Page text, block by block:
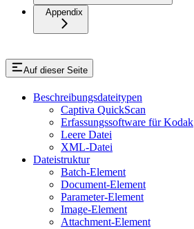
Appendix
Auf dieser Seite
Beschreibungsdateitypen
Captiva QuickScan
Erfassungssoftware für Kodak
Leere Datei
XML-Datei
Dateistruktur
Batch-Element
Document-Element
Parameter-Element
Image-Element
Attachment-Element